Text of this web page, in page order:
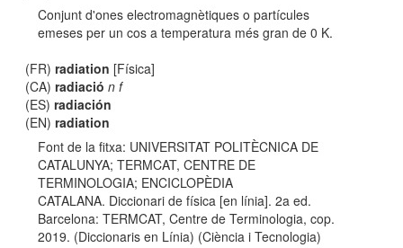
Conjunt d'ones electromagnètiques o partícules
emeses per un cos a temperatura més gran de 0 K.
(FR)radiation [Física]
(CA)radiació n f
(ES)radiación
(EN)radiation
Font de la fitxa: UNIVERSITAT POLITÈCNICA DE
CATALUNYA; TERMCAT, CENTRE DE
TERMINOLOGIA; ENCICLOPÈDIA
CATALANA. Diccionari de física [en línia]. 2a ed.
Barcelona: TERMCAT, Centre de Terminologia, cop.
2019. (Diccionaris en Línia) (Ciència i Tecnologia)